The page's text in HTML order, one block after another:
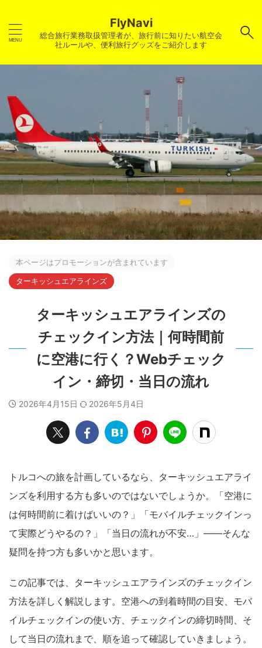
FlyNavi
総合旅行業務取扱管理者が、旅行前に知りたい航空会
社ルールや、便利旅行グッズをご紹介します
本ページはプロモーションが含まれています
ターキッシュエアラインズ
ターキッシュエアラインズの
チェックイン方法｜何時間前
に空港に行く？Webチェック
イン・締切・当日の流れ
2026年4月15日 2026年5月4日
トルコへの旅を計画しているなら、ターキッシュエアライ
ンズを利用する方も多いのではないでしょうか。「空港に
は何時間前に着けばいいの？」「モバイルチェックインっ
て実際どうやるの？」「当日の流れが不安…」——そんな
疑問を持つ方も多いかと思います。
この記事では、ターキッシュエアラインズのチェックイン
方法を詳しく解説します。空港への到着時間の目安、モバ
イルチェックインの使い方、チェックインの締切時間、そ
して当日の流れまで、順を追って確認していきましょう。